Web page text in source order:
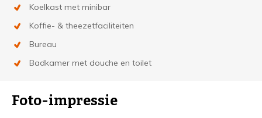
Koelkast met minibar
Koffie- & theezetfaciliteiten
Bureau
Badkamer met douche en toilet
Foto-impressie